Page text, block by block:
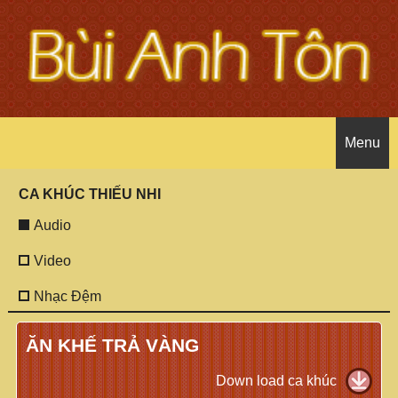
Menu
Trang chủ
Tác giả
Các bài báo
Ca khúc thiếu nhi
Audio
Ca khúc
CA KHÚC THIẾU NHI
Audio
Video
Nhạc Đệm
ĂN KHẾ TRẢ VÀNG
Down load ca khúc